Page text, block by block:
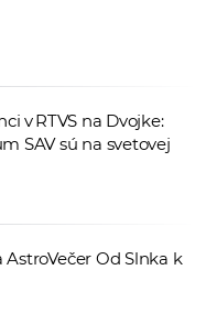
v RTVS na Dvojke:
SAV sú na svetovej
AstroVečer Od Slnka k